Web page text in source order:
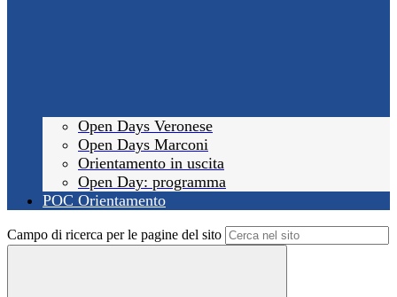
Open Days Veronese
Open Days Marconi
Orientamento in uscita
Open Day: programma
POC Orientamento
Campo di ricerca per le pagine del sito